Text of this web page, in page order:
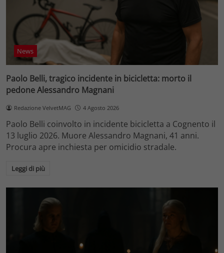
News
Paolo Belli, tragico incidente in bicicletta: morto il
pedone Alessandro Magnani
Redazione VelvetMAG 4 Agosto 2026
Paolo Belli coinvolto in incidente bicicletta a Cognento il
13 luglio 2026. Muore Alessandro Magnani, 41 anni.
Procura apre inchiesta per omicidio stradale.
Leggi di più